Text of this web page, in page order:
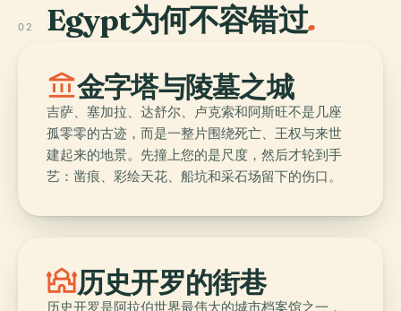
02 Egypt为何不容错过.
account_balance金字塔与陵墓之城
吉萨、塞加拉、达舒尔、卢克索和阿斯旺不是几座
孤零零的古迹，而是一整片围绕死亡、王权与来世
建起来的地景。先撞上您的是尺度，然后才轮到手
艺：凿痕、彩绘天花、船坑和采石场留下的伤口。
mosque历史开罗的街巷
历史开罗是阿拉伯世界最伟大的城市档案馆之一，